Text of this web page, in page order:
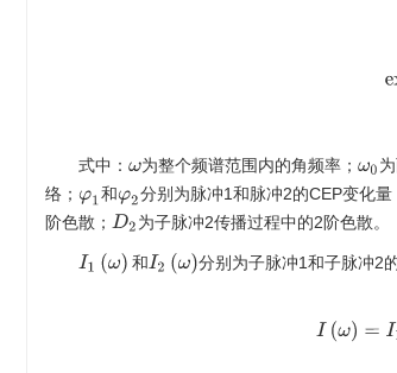
式中： ω为整个频谱范围内的角频率； ω0
络； φ1和φ2分别为脉冲1和脉冲2的CEP变化量
阶色散； D2 为子脉冲2传播过程中的2阶色散。
和
I1 ω)和I2(ω ) 分别为子脉冲1和子脉冲2
I